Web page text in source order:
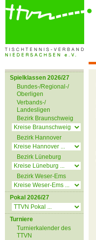
Spielklassen 2026/27
Bundes-/Regional-/
Oberligen
Verbands-/
Landesligen
Bezirk Braunschweig
Bezirk Hannover
Bezirk Lüneburg
Bezirk Weser-Ems
Pokal 2026/27
Turniere
Turnierkalender des
TTVN